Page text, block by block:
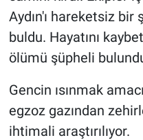
Aydın'ı hareketsiz bir
buldu. Hayatını
ölümü şüpheli
Gencin ısınmak
egzoz gazından
ihtimali araştırılıyor.